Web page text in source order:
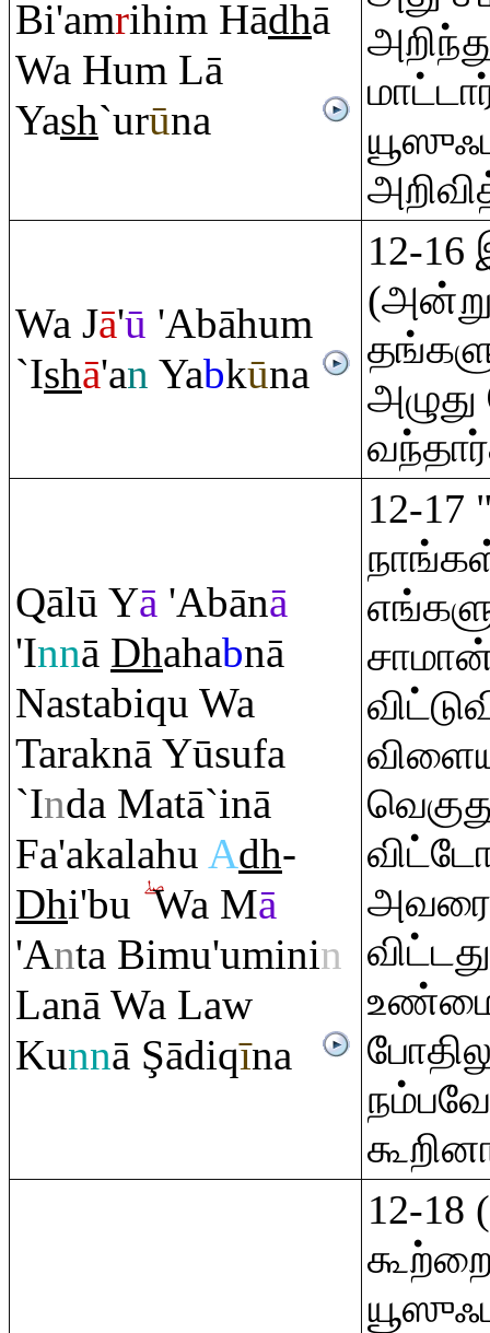
Bi'amrihim Hādhā
Wa Hum Lā
Yash`urūna
Wa Jā'ū 'Abāhum
`Ishā'an Yabkūna
12-
Qālū Yā 'Abānā
'Innā Dhahabnā
Nastabiqu Wa
Taraknā Yūsufa
`Inda Matā`inā
Fa'akalahu Adh-
Dhi'bu Wa Mā
'Anta Bimu'uminin
Lanā Wa Law
Kunnā Şādiqīna
12-
12-